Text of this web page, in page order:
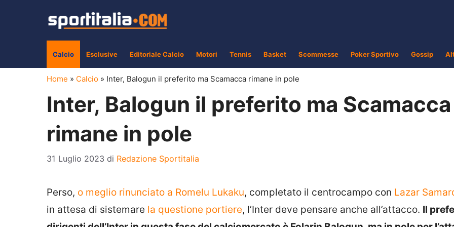
Calcio Esclusive Editoriale Calcio Motori Tennis Basket Scommesse Poker Sportivo Gossip
Home » Calcio » Inter, Balogun il preferito ma Scamacca rimane in pole
Inter, Balogun il preferito ma Scamacca
rimane in pole
31 Luglio 2023 di Redazione Sportitalia
Perso, o meglio rinunciato a Romelu Lukaku, completato il centrocampo con Lazar
in attesa di sistemare la questione portiere, l’Inter deve pensare anche all’attacco. Il